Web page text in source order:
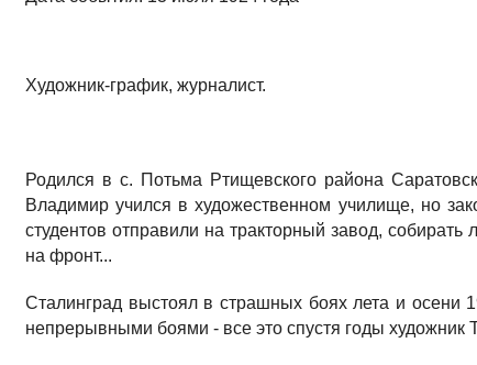
Художник-график, журналист.
Родился в с. Потьма Ртищевского района
Владимир учился в художественном училище, но
студентов отправили на тракторный завод,
на фронт...
Сталинград выстоял в страшных боях лета и осени
непрерывными боями - все это спустя годы художник